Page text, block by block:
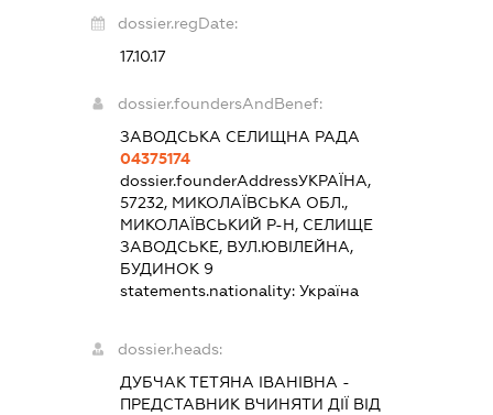
dossier.regDate:
17.10.17
dossier.foundersAndBenef:
ЗАВОДСЬКА СЕЛИЩНА РАДА
04375174
dossier.founderAddressУКРАЇНА,
57232, МИКОЛАЇВСЬКА ОБЛ.,
МИКОЛАЇВСЬКИЙ Р-Н, СЕЛИЩЕ
ЗАВОДСЬКЕ, ВУЛ.ЮВІЛЕЙНА,
БУДИНОК 9
statements.nationality:Україна
dossier.heads:
ДУБЧАК ТЕТЯНА ІВАНІВНА -
ПРЕДСТАВНИК ВЧИНЯТИ ДІЇ ВІД